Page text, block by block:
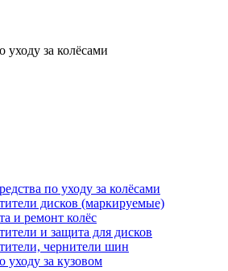
уходу за колёсами
по уходу за колёсами
дисков (маркируемые)
и ремонт колёс
и защита для дисков
чернители шин
уходу за кузовом